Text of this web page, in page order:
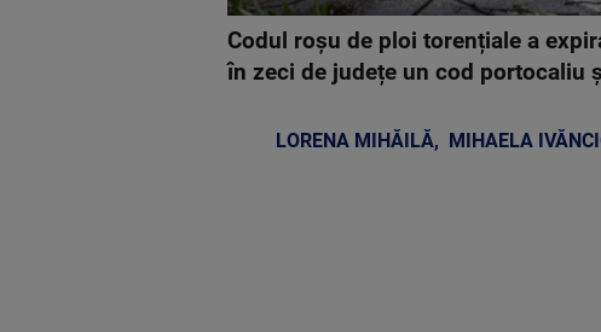
Codul roșu de ploi torențiale a
în zeci de județe un cod portocaliu
LORENA MIHĂILĂ, MIHAELA